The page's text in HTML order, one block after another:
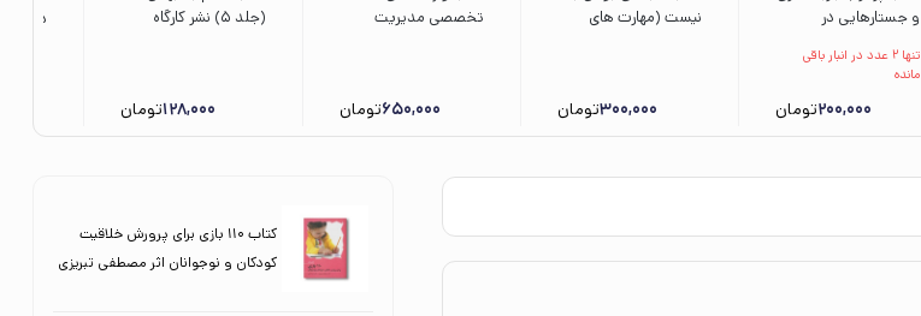
و جستارهایی در
حسین انتظامی نشر آرما
تنها 2 عدد در انبار باقی
مانده
200,000تومان
نیست (مهارت های
300,000تومان
تخصصی مدیریت
650,000تومان
(جلد 5) نشر کارگاه
128,000تومان
درباره
کتاب 110 بازی برای پرورش خلاقیت
کودکان و نوجوانان اثر مصطفی تبریزی